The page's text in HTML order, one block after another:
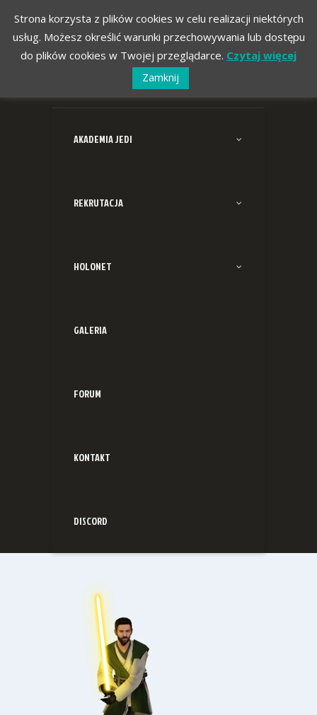
AKADEMIA JEDI
REKRUTACJA
HOLONET
GALERIA
FORUM
KONTAKT
DISCORD
Strona korzysta z plików cookies w celu realizacji niektórych
usług. Możesz określić warunki przechowywania lub dostępu
do plików cookies w Twojej przeglądarce. Czytaj więcej
Zamknij